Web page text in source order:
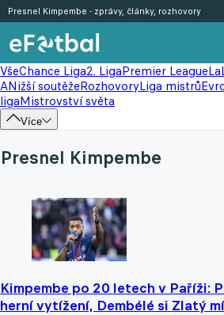
VšeChance Liga2. LigaPremier League
ANižší soutěžeRozhovoryLiga mistrů
ligaMistrovství světa
Více
Presnel Kimpembe - zprávy, články, rozhovory
Presnel Kimpembe
Kimpembe po 20 letech v Paříži:
herní vytížení, Dembélé si Zlatý